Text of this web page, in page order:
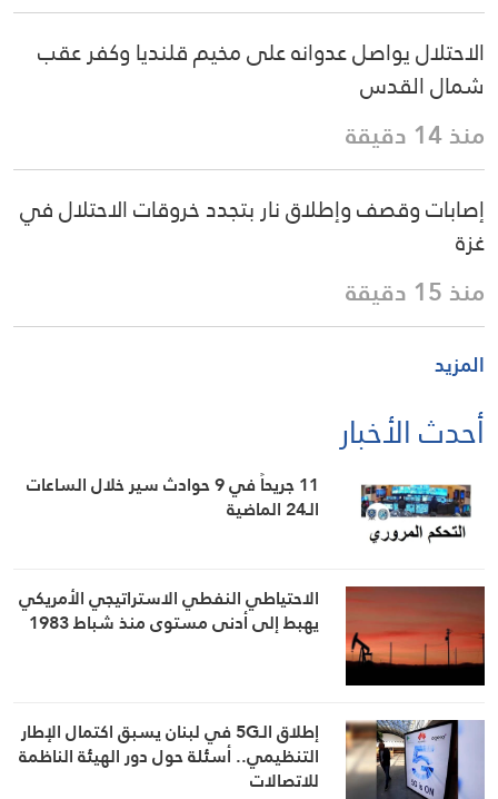
الاحتلال يواصل عدوانه على مخيم قلنديا وكفر عقب
شمال القدس
منذ 14 دقيقة
إصابات وقصف وإطلاق نار بتجدد خروقات الاحتلال في
غزة
منذ 15 دقيقة
المزيد
أحدث الأخبار
11 جريحاً في 9 حوادث سير خلال الساعات
الـ24 الماضية
الاحتياطي النفطي الاستراتيجي الأمريكي
يهبط إلى أدنى مستوى منذ شباط 1983
إطلاق الـ5G في لبنان يسبق اكتمال الإطار
التنظيمي.. أسئلة حول دور الهيئة الناظمة
للاتصالات